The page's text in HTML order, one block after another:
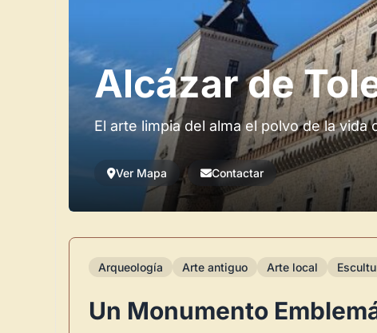
Alcázar de
El arte limpia del alma el polvo de la vida
Ver Mapa Contactar
Arqueología Arte antiguo Arte local
Un Monumento